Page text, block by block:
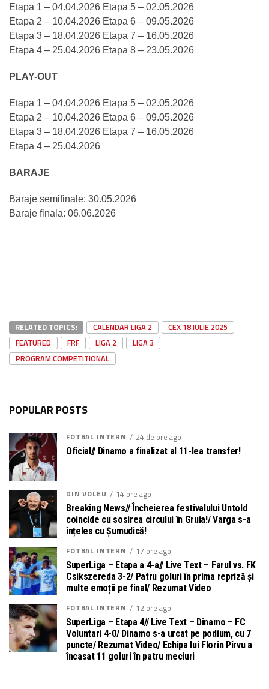
Etapa 1 – 04.04.2026 Etapa 5 – 02.05.2026
Etapa 2 – 10.04.2026 Etapa 6 – 09.05.2026
Etapa 3 – 18.04.2026 Etapa 7 – 16.05.2026
Etapa 4 – 25.04.2026 Etapa 8 – 23.05.2026
PLAY-OUT
Etapa 1 – 04.04.2026 Etapa 5 – 02.05.2026
Etapa 2 – 10.04.2026 Etapa 6 – 09.05.2026
Etapa 3 – 18.04.2026 Etapa 7 – 16.05.2026
Etapa 4 – 25.04.2026
BARAJE
Baraje semifinale: 30.05.2026
Baraje finala: 06.06.2026
RELATED TOPICS: CALENDAR LIGA 2
CEX 18 IULIE 2025
FEATURED
FRF LIGA 2
LIGA 3
PROGRAM COMPETITIONAL
POPULAR POSTS
FOTBAL INTERN 24 de ore ago
Oficial// Dinamo a finalizat al 11-lea transfer!
DIN VOLEU 14 ore ago
Breaking News// Încheierea festivalului Untold
coincide cu sosirea circului în Gruia!/ Varga s-a
înțeles cu Șumudică!
FOTBAL INTERN
17 ore ago
SuperLiga – Etapa a 4-a// Live Text – Farul vs. FK
Csikszereda 3-2/ Patru goluri în prima repriză și
multe emoții pe final/ Rezumat Video
FOTBAL INTERN
12 ore ago
SuperLiga – Etapa 4// Live Text – Dinamo – FC
Voluntari 4-0/ Dinamo s-a urcat pe podium, cu 7
puncte/ Rezumat Video/ Echipa lui Florin Pîrvu a
încasat 11 goluri în patru meciuri